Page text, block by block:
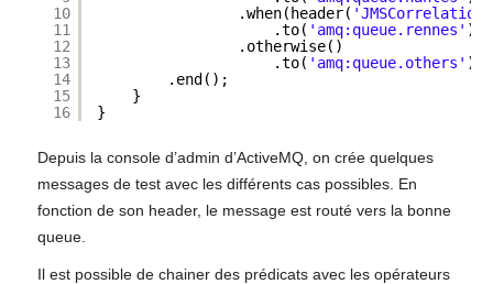
10
11
12
13
14
15
16
.when(header(
.to( 'amq:queue.rennes' )
.otherwise()
.to( 'amq:queue.others' )
.end();
}
}
Depuis la console d’admin d’ActiveMQ, on crée quelques
messages de test avec les différents cas possibles. En
fonction de son header, le message est routé vers la bonne
queue.
Il est possible de chainer des prédicats avec les opérateurs